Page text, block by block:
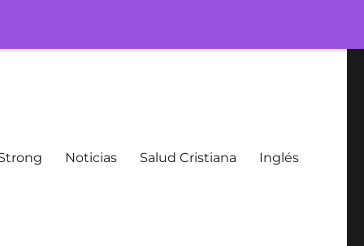
Noticias Salud Cristiana Inglés